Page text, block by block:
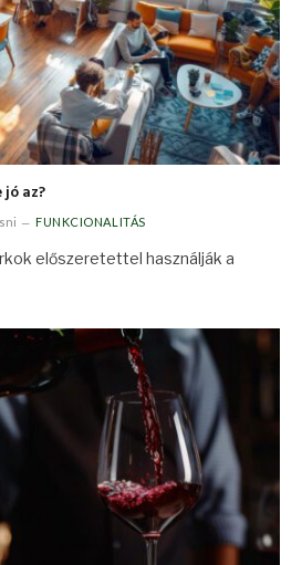
az?
FUNKCIONALITÁS
előszeretettel használják a